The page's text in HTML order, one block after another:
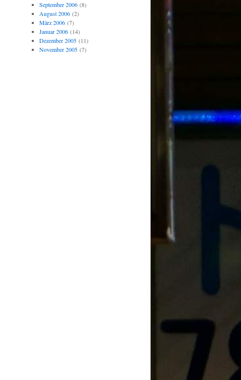
September 2006(8)
August 2006(2)
März 2006(7)
Januar 2006(14)
Dezember 2005(11)
November 2005(7)